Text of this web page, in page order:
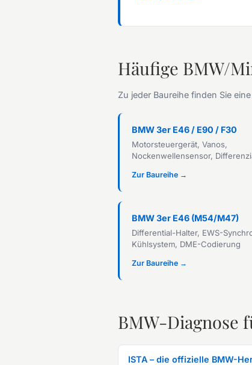
Häufige BMW/
Zu jeder Baureihe finden Sie
BMW 3er E46 / E90 / F30
Motorsteuergerät, Vanos,
Nockenwellensensor,
Zur Baureihe →
BMW 3er E46 (M54/M47)
Differential-Halter, EWS-
Kühlsystem, DME-Codierung
Zur Baureihe →
BMW-Diagnose
ISTA – die offizielle BMW-